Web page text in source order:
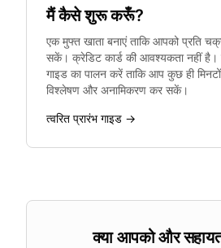
मैं कैसे शुरू करूँ?
एक मुफ्त खाता बनाएं ताकि आपको प्रति
सकें। क्रेडिट कार्ड की आवश्यकता नहीं है।
गाइड का पालन करें ताकि आप कुछ ही
विश्लेषण और अनामिकरण कर सकें।
त्वरित प्रारंभ गाइड →
क्या आपको और